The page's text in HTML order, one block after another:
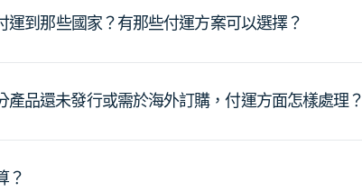
運到那些國家？有那些付運方案可以選擇？
產品還未發行或需於海外訂購，付運方面怎樣處理？
？